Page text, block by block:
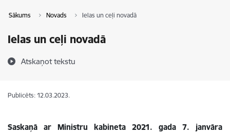
Sākums Novads Ielas un ceļi novadā
Ielas un ceļi novadā
Atskaņot tekstu
Publicēts: 12.03.2023.
Saskaņā ar Ministru kabineta 2021. gada 7. janvāra